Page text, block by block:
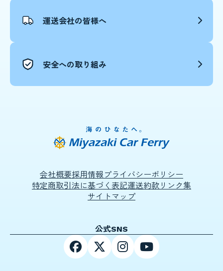
運送会社の皆様へ
安全への取り組み
会社概要採用情報プライバシーポリシー
特定商取引法に基づく表記運送約款リンク集
サイトマップ
公式SNS